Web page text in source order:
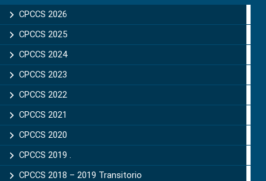
Sidebar
CPCCS 2026
CPCCS 2025
CPCCS 2024
CPCCS 2023
CPCCS 2022
CPCCS 2021
CPCCS 2020
CPCCS 2019 .
CPCCS 2018 – 2019 Transitorio